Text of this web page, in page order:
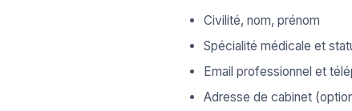
Civilité, nom, prénom
Spécialité médicale et
Email professionnel et
Adresse de cabinet